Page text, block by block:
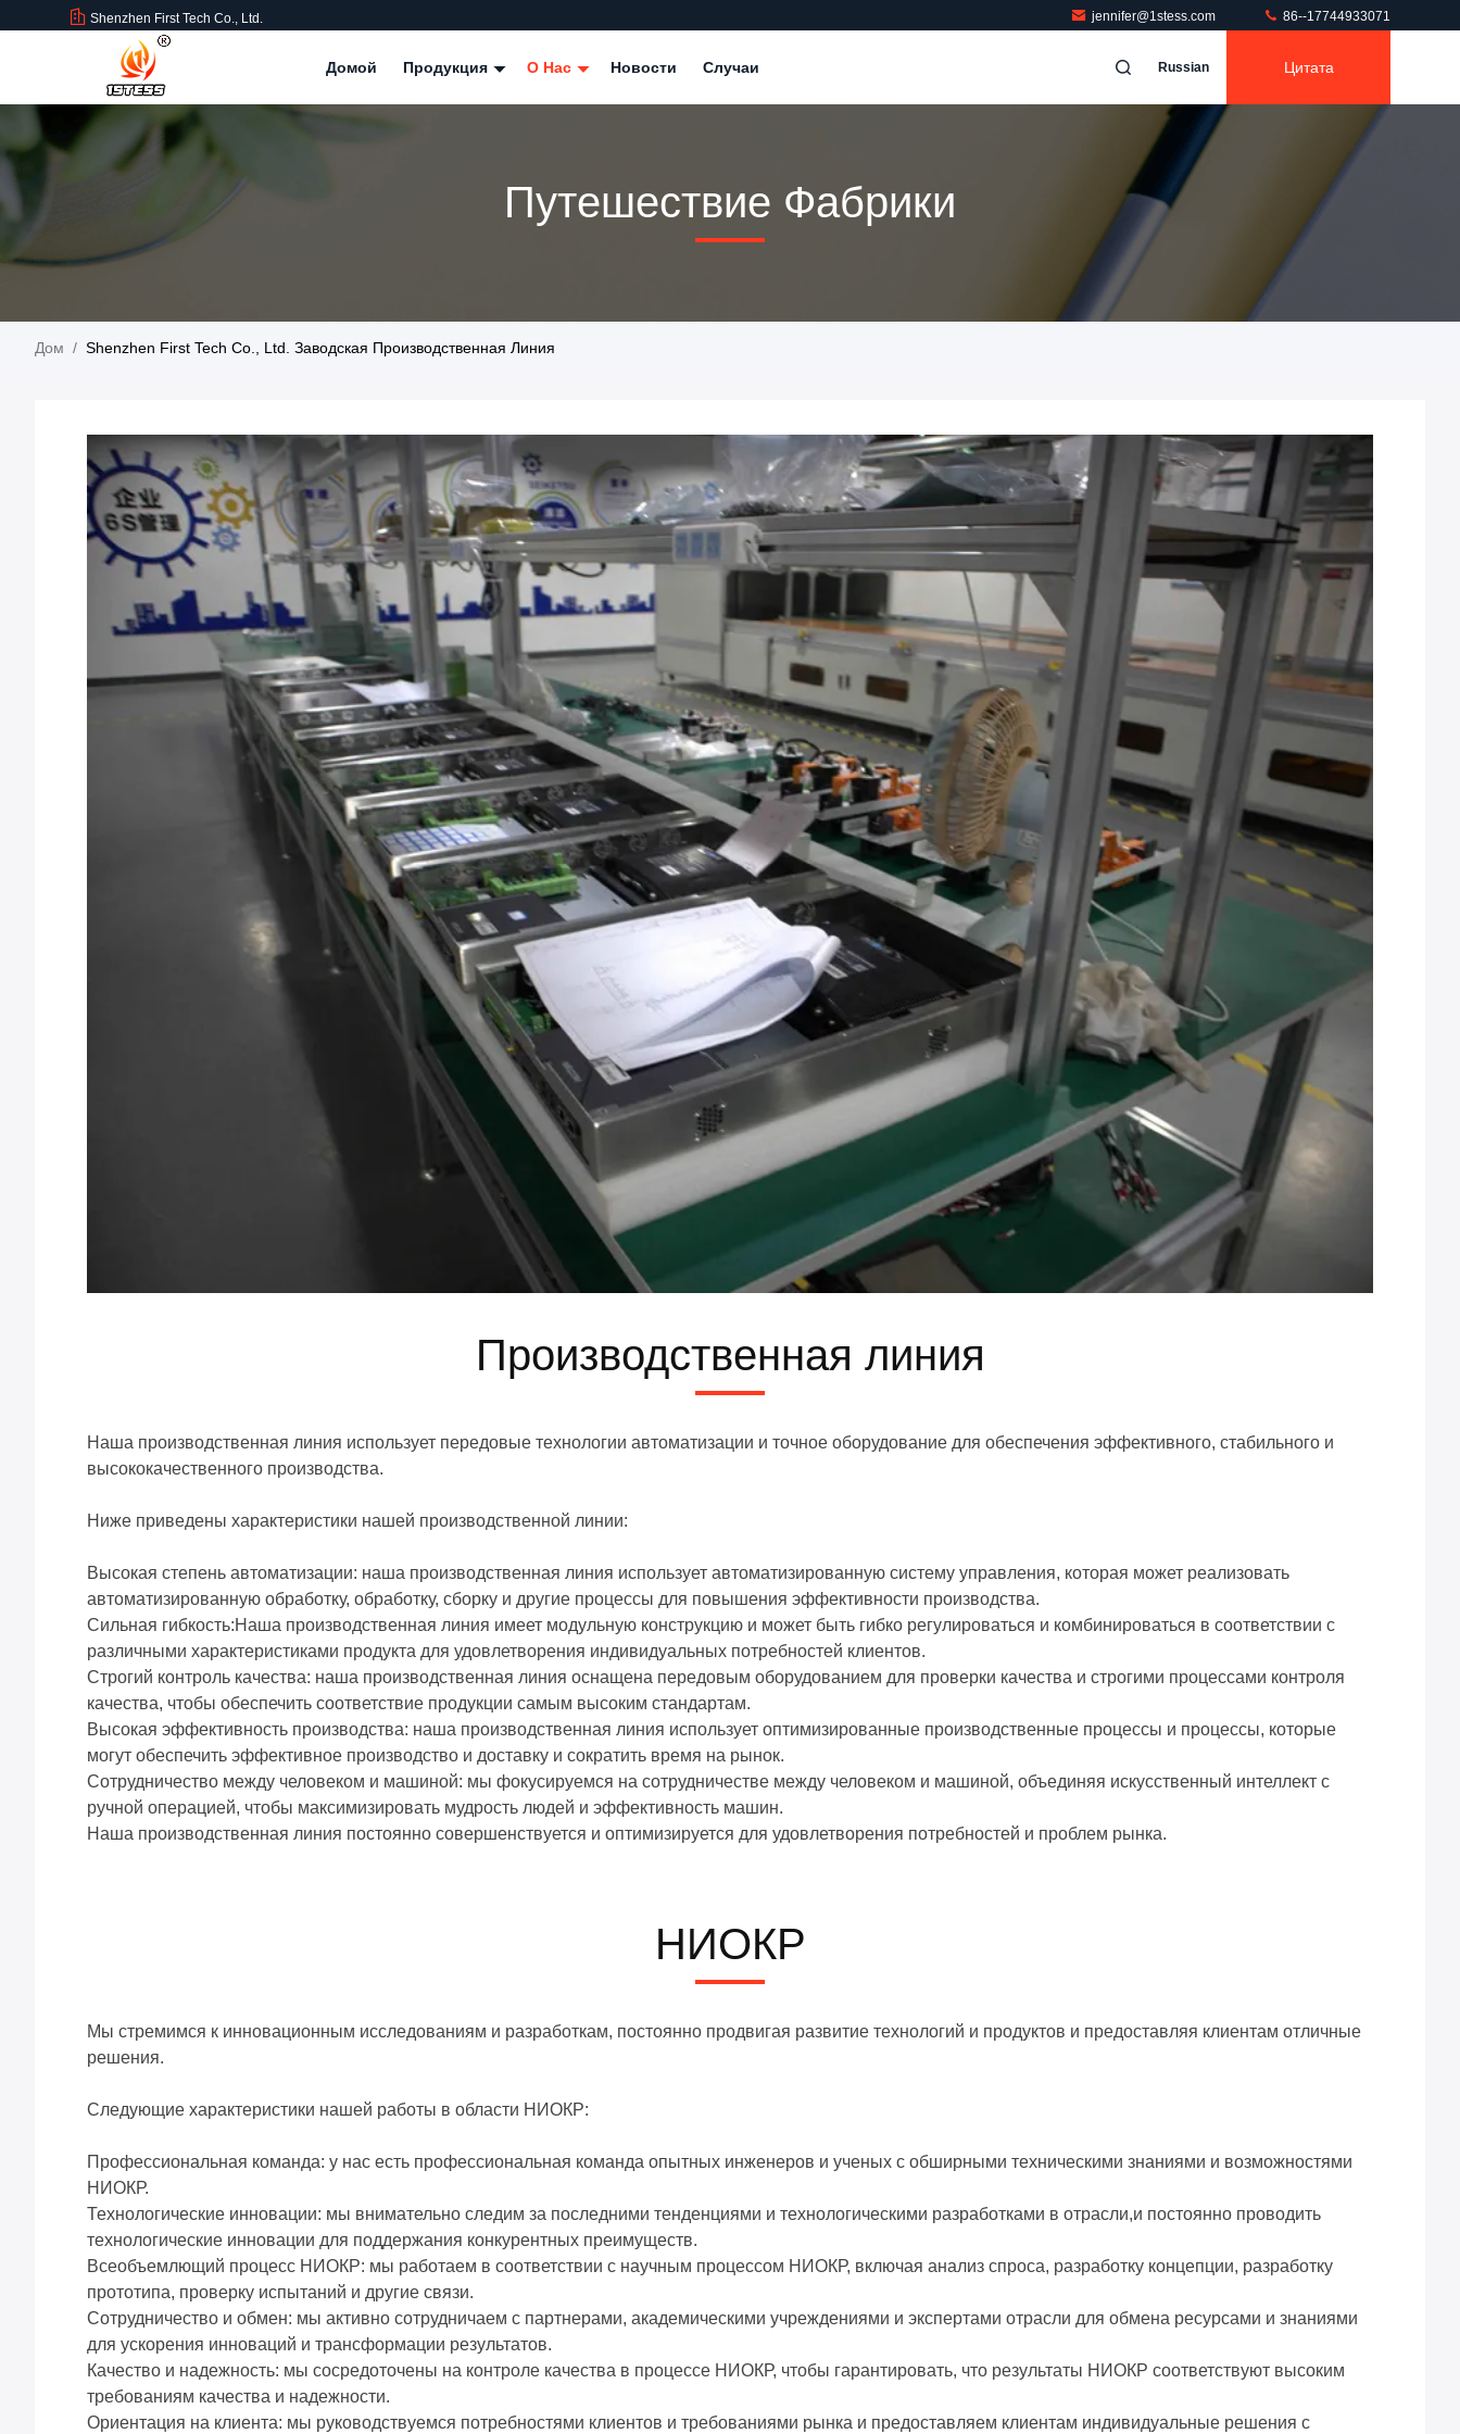
Shenzhen First Tech Co., Ltd. jennifer@1stess.com 86--17744933071
Домой Продукция О Нас Новости Случаи Russian Цитата
Путешествие Фабрики
Дом / Shenzhen First Tech Co., Ltd. Заводская Производственная Линия
Производственная линия
Наша производственная линия использует передовые технологии автоматизации и точное оборудование для обеспечения эффективного, стабильного и
высококачественного производства.
Ниже приведены характеристики нашей производственной линии:
Высокая степень автоматизации: наша производственная линия использует автоматизированную систему управления, которая может реализовать
автоматизированную обработку, обработку, сборку и другие процессы для повышения эффективности производства.
Сильная гибкость:Наша производственная линия имеет модульную конструкцию и может быть гибко регулироваться и комбинироваться в соответствии с
различными характеристиками продукта для удовлетворения индивидуальных потребностей клиентов.
Строгий контроль качества: наша производственная линия оснащена передовым оборудованием для проверки качества и строгими процессами контроля
качества, чтобы обеспечить соответствие продукции самым высоким стандартам.
Высокая эффективность производства: наша производственная линия использует оптимизированные производственные процессы и процессы, которые
могут обеспечить эффективное производство и доставку и сократить время на рынок.
Сотрудничество между человеком и машиной: мы фокусируемся на сотрудничестве между человеком и машиной, объединяя искусственный интеллект с
ручной операцией, чтобы максимизировать мудрость людей и эффективность машин.
Наша производственная линия постоянно совершенствуется и оптимизируется для удовлетворения потребностей и проблем рынка.
НИОКР
Мы стремимся к инновационным исследованиям и разработкам, постоянно продвигая развитие технологий и продуктов и предоставляя клиентам отличные
решения.
Следующие характеристики нашей работы в области НИОКР:
Профессиональная команда: у нас есть профессиональная команда опытных инженеров и ученых с обширными техническими знаниями и возможностями
НИОКР.
Технологические инновации: мы внимательно следим за последними тенденциями и технологическими разработками в отрасли,и постоянно проводить
технологические инновации для поддержания конкурентных преимуществ.
Всеобъемлющий процесс НИОКР: мы работаем в соответствии с научным процессом НИОКР, включая анализ спроса, разработку концепции, разработку
прототипа, проверку испытаний и другие связи.
Сотрудничество и обмен: мы активно сотрудничаем с партнерами, академическими учреждениями и экспертами отрасли для обмена ресурсами и знаниями
для ускорения инноваций и трансформации результатов.
Качество и надежность: мы сосредоточены на контроле качества в процессе НИОКР, чтобы гарантировать, что результаты НИОКР соответствуют высоким
требованиям качества и надежности.
Ориентация на клиента: мы руководствуемся потребностями клиентов и требованиями рынка и предоставляем клиентам индивидуальные решения с